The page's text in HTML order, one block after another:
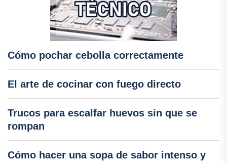
Cómo pochar cebolla correctamente
El arte de cocinar con fuego directo
Trucos para escalfar huevos sin que se
rompan
Cómo hacer una sopa de sabor intenso y